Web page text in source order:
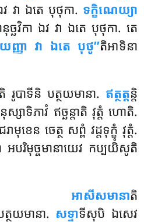
វា ឯតេ បុថុកា. ទក្ខិណេយ្យា
ច្ឆវិកា ឯវ វា ឯតេ បុថុកា. តេ
ញ្ញា វា ឯតេ បុថូ’’តិអាទិនា
តិ រូបាទីនិ បត្ថយមានា. ឥត្ថត្តន្តិ
ស្សាទិភាវំ ឥច្ឆន្តាតិ វុត្តំ ហោតិ.
មុខេន ចេត្ថ សព្ពំ វដ្ដទុក្ខំ វុត្តំ.
អបរិមុច្ចមានាយេវ កប្បយិំសូតិ
អាសីសមានាតិ
ថយមានា. សទ្ទាទីសុបិ ឯសេវ